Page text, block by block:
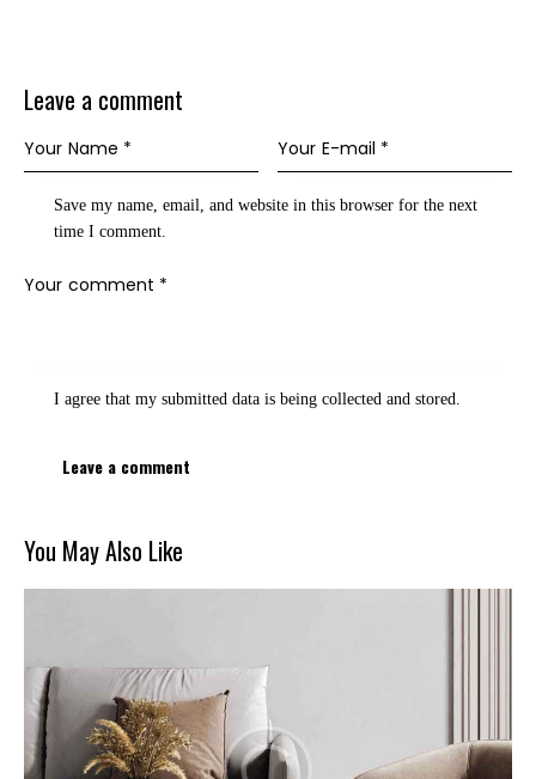
Leave a comment
Save my name, email, and website in this browser for the next
time I comment.
I agree that my submitted data is beingcollected and stored.
You May Also Like